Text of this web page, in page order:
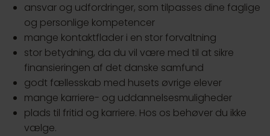
ansvar og udfordringer, som tilpasses dine faglige
og personlige kompetencer
mange kontaktflader i en stor forvaltning
stor betydning, da du vil være med til at sikre
finansieringen af det danske samfund
godt fællesskab med husets øvrige elever
mange karriere- og uddannelsesmuligheder
plads til fritid og karriere. Hos os behøver du ikke
vælge.